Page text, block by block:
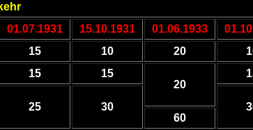
01.07.1931 15.10.1931 01.06.1933
15 10 20
15
15
20
25
30
60